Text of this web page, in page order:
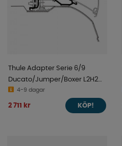
Thule Adapter Serie 6/9
Ducato/Jumper/Boxer L2H2
2007-4-9 dagar
2 711 kr KÖP!